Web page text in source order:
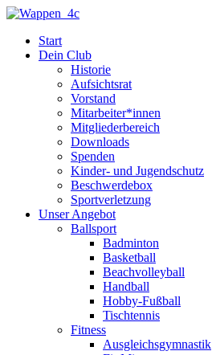
Zum
springenStart
Dein Club
Historie
Aufsichtsrat
Vorstand
Mitarbeiter*innen
Mitgliederbereich
Downloads
Spenden
Kinder- und Jugendschutz
Beschwerdebox
Sportverletzung
Unser Angebot
Ballsport
Badminton
Basketball
Beachvolleyball
Handball
Hobby-Fußball
Tischtennis
Fitness
Ausgleichsgymnastik